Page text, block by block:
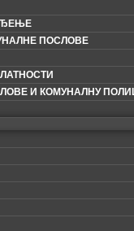
ПОСЛОВЕ
И КОМУНАЛНУ